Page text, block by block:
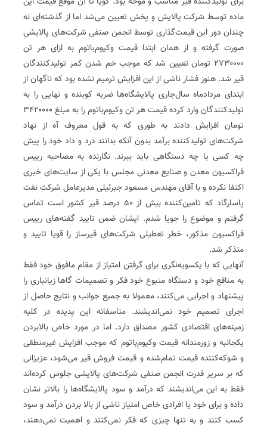
ماده توسط شرکت پالایش‌ و پخش تعیین می‌شد اما از گذشته‌ای نه
چندان دور این قیمت‌گذاری توسط انجمن صنفی شرکت‌های پالایشی
صورت گرفته و از همان ابتدا قیمت وکیوم‌باتوم به ازای هر تن
۲۷۳۰۰۰۰ تومان تعیین شد که موجب خم شدن کمر تولید‌کنندگان
قیر شد. هنوز فشار ناشی از این افزایش ترمیم نشده بود که ناگهان از
ابتدای مرداد‌ماه سال‌جاری پالایشگاه‌ها ضربه کوبنده و نهایی را به
تولید‌کنندگان وارد کرده قیمت هر تن وکیوم‌باتوم را به مبلغ ۳۴۲۰۰۰۰
تومان افزایش دادند به طوری که به قول معروف آه از نهاد
شرکت‌های تولید‌کننده برآمد‌ بدون آنکه بدانند درد و داد خود را پیش
چه کسی یا چه دستگاهی باید ببرند. نگارنده به مصاحبه رییس
فراکسیون معدن و صنایع معدنی مجلس با یکی از سایت‌های خبری
اکتفا نکرده و با آقای مهندس مسعود جبرئیلی مدیر‌عامل شرکت نفت
پاسارگاد که تامین‌کننده بیش از ۵۰ در‌صد قیر کشور است تماس
گرفتم و موضوع را جویا شدم. ایشان ضمن تایید گفته‌های رییس
فراکسیون مذکور، خطر تعطیلی شرکت‌های قیرساز را قویا تایید و
متذکر شد.
آنهایی که با یکسویه‌نگری برای گرفتن امتیاز از مقام مافوق خود فقط
به منافع خود و دستگاه متبوع خود فکر و تصمیمات گاها زیانباری را
پیشنهاد و اجرایی می‌کنند، معمولا به جمیع جوانب و نتایج حاصل از
اجرای تصمیم خود نمی‌اندیشند. متاسفانه این پدیده در کلیه
زمینه‌های اقتصادی کشور مصداق دارد. اما در مورد خاص بالابردن
یکجانبه و زورمندانه قیمت وکیوم‌باتوم که موجب افزایش غیر‌منطقی
و شوکه‌کننده قیمت تمام‌شده و قیمت فروش قیر می‌شود، عزیزانی
که بر سریر قدرت انجمن صنفی شرکت‌های پالایشی جلوس کرده‌اند
فقط به این می‌اندیشند که درآمد و سود پالایشگاه‌ها را بالاتر نشان
داده و برای خود یا افرادی خاص امتیاز ناشی از بالا بردن درآمد و سود
کسب کنند و به تنها چیزی که فکر نمی‌کنند و اهمیت نمی‌دهند‌،